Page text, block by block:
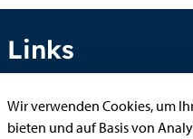
Links
Anhörung online
Wir verwenden Cookies, um
bieten und auf Basis von